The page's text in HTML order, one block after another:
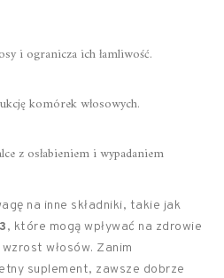
i ogranicza ich łamliwość.
komórek włosowych.
z osłabieniem i wypadaniem
na inne składniki, takie jak
, które mogą wpływać na zdrowie
włosów. Zanim
suplement, zawsze dobrze